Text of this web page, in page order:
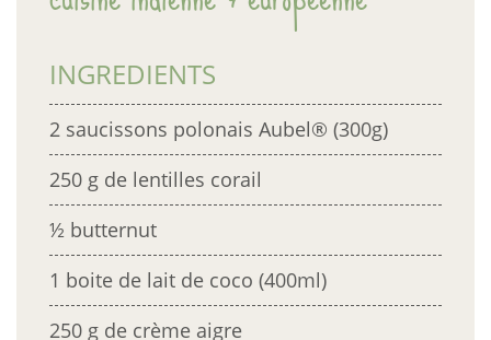
E-magazine
MyAubel
Contact
Facebook
INGREDIENTS
2 saucissons polonais Aubel® (300g)
250 g de lentilles corail
½ butternut
1 boite de lait de coco (400ml)
250 g de crème aigre